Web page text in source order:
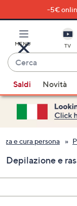
al
principale
-5€
MENU TV
Cerca
sono
disponibili
suggerimenti,
usa
i
freccia
su
giù
Saldi Novità
e cura persona
Depilazione e